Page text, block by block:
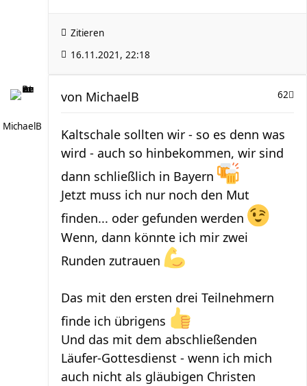
Zitieren
16.11.2021, 22:18
MichaelB
62
von MichaelB
Kaltschale sollten wir - so es denn was
wird - auch so hinbekommen, wir sind
dann schließlich in Bayern
Jetzt muss ich nur noch den Mut
finden... oder gefunden werden
Wenn, dann könnte ich mir zwei
Runden zutrauen
Das mit den ersten drei Teilnehmern
finde ich übrigens
Und das mit dem abschließenden
Läufer-Gottesdienst - wenn ich mich
auch nicht als gläubigen Christen